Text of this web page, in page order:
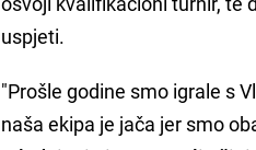
uspjeti.
"Prošle godine smo igrale s
naša ekipa je jača jer smo